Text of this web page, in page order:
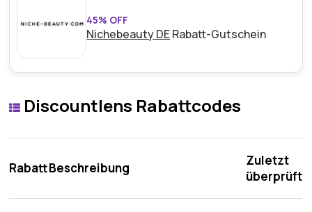
45% OFF
Nichebeauty DERabatt-Gutschein
Discountlens Rabattcodes
RabattBeschreibung
Zuletzt
überprüft